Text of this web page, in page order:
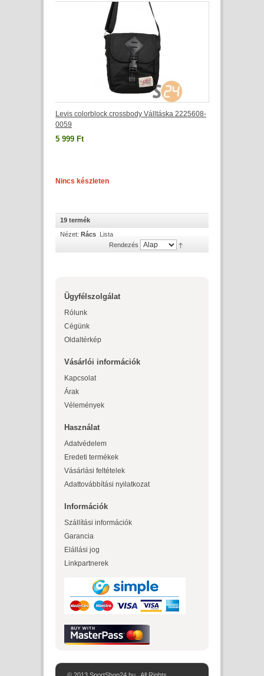
Levis colorblock crossbody Válltáska 2225608-
0059
5 999 Ft
Nincs készleten
19 termék
Nézet: Rács Lista
Rendezés
Ügyfélszolgálat
Rólunk
Cégünk
Oldaltérkép
Vásárlói információk
Kapcsolat
Árak
Vélemények
Használat
Adatvédelem
Eredeti termékek
Vásárlási feltételek
Adattovábbítási nyilatkozat
Információk
Szállítási információk
Garancia
Elállási jog
Linkpartnerek